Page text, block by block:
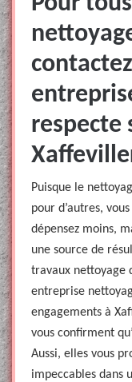
respecte
Puisque le
pour d’autres,
dépensez moins,
une source de
travaux nettoyage
entreprise
engagements à
vous confirment
Aussi, elles vous
impeccables dans